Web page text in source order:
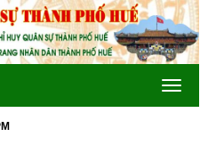
Toggle
VÀ LÀM THEO TƯ TƯỞNG,